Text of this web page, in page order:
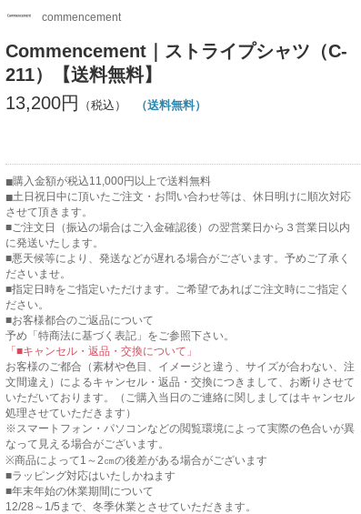
commencement
Commencement｜ストライプシャツ（C-
211）【送料無料】
13,200円
（送料無料）
購入金額が税込11,000円以上で送料無料
土日祝日中に頂いたご注文・お問い合わせ等は、休日明けに順次対応
させて頂きます。
■ご注文日（振込の場合はご入金確認後）の翌営業日から３営業日以内
に発送いたします。
■悪天候等により、発送などが遅れる場合がございます。予めご了承く
ださいませ。
■指定日時をご指定いただけます。ご希望であればご注文時にご指定く
ださい。
■お客様都合のご返品について
予め「特商法に基づく表記」をご参照下さい。
「■キャンセル・返品・交換について」
お客様のご都合（素材や色目、イメージと違う、サイズが合わない、注
文間違え）によるキャンセル・返品・交換につきまして、お断りさせて
いただいております。（ご購入当日のご連絡に関しましてはキャンセル
処理させていただきます）
※スマートフォン・パソコンなどの閲覧環境によって実際の色合いが異
なって見える場合がございます。
※商品によって1～2㎝の後差がある場合がございます
■ラッピング対応はいたしかねます
■年末年始の休業期間について
12/28～1/5まで、冬季休業とさせていただきます。